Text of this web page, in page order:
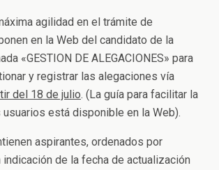
agilidad en el trámite de
en la Web del candidato de la
«GESTION DE ALEGACIONES» para
y registrar las alegaciones vía
del 18 de julio. (La guía para facilitar la
está disponible en la Web).
aspirantes, ordenados por
indicación de la fecha de actualización